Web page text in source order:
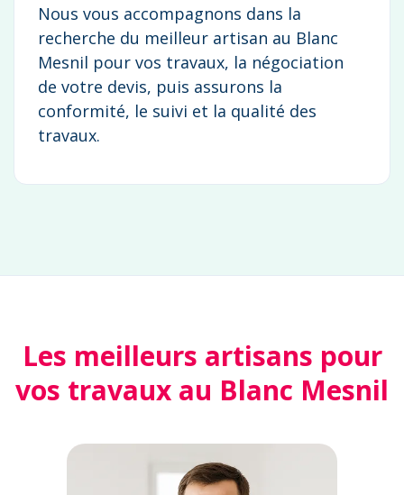
Nous vous accompagnons dans la
recherche du meilleur artisan au Blanc
Mesnil pour vos travaux, la négociation
de votre devis, puis assurons la
conformité, le suivi et la qualité des
travaux.
Les meilleurs artisans pour
vos travaux au Blanc Mesnil